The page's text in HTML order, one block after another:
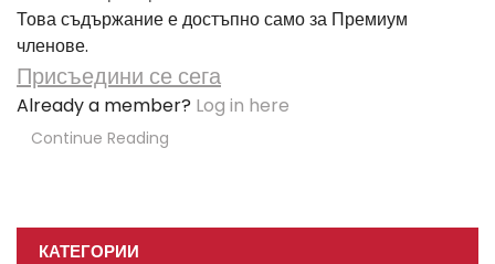
Това съдържание е достъпно само за Премиум
членове.
Присъедини се сега
Already a member? Log in here
Continue Reading
КАТЕГОРИИ